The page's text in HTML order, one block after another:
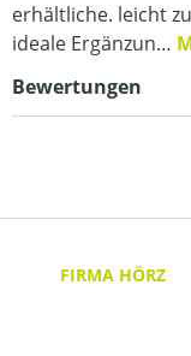
erhältliche. leicht
ideale Ergänzun…
Bewertungen
FIRMA HÖRZ